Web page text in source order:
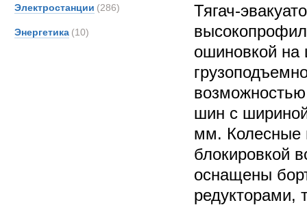
Электростанции (286)
Энергетика (10)
Тягач-
ошиновкой на
шин с
мм. Колесные
блокировкой
оснащены
редукторами,